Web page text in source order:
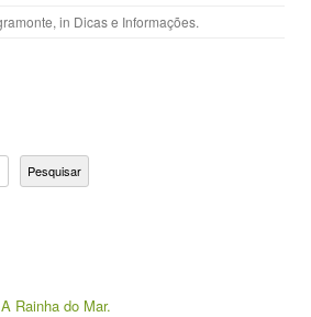
, in Dicas e Informações.
Pesquisar
Rainha do Mar.